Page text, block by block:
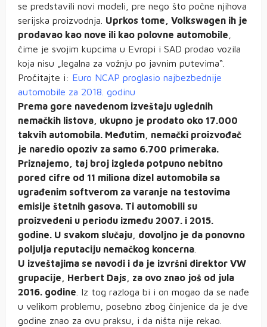
se predstavili novi modeli, pre nego što počne njihova
serijska proizvodnja. Uprkos tome, Volkswagen ih je
prodavao kao nove ili kao polovne automobile
čime je svojim kupcima u Evropi i SAD prodao vozila
koja nisu „legalna za vožnju po javnim putevima“.
Pročitajte i: Euro NCAP proglasio najbezbednije
automobile za 2018. godinu
Prema gore navedenom izveštaju uglednih
nemačkih listova, ukupno je prodato oko 17.000
takvih automobila. Međutim, nemački proizvođač
je naredio opoziv za samo 6.700 primeraka.
Priznajemo, taj broj izgleda potpuno nebitno
pored cifre od 11 miliona dizel automobila sa
ugrađenim softverom za varanje na testovima
emisije štetnih gasova. Ti automobili su
proizvedeni u periodu između 2007. i 2015.
godine. U svakom slučaju, dovoljno je da ponovno
poljulja reputaciju nemačkog koncerna
U izveštajima se navodi i da je izvršni direktor VW
grupacije, Herbert Dajs, za ovo znao još od jula
2016. godine . Iz tog razloga bi i on mogao da se nađe
u velikom problemu, posebno zbog činjenice da je dve
godine znao za ovu praksu, i da ništa nije rekao.